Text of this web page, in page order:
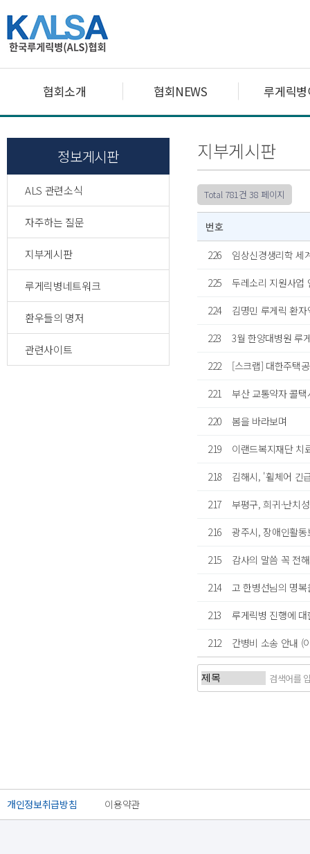
협회소개 협회NEWS 루게릭
정보게시판
ALS 관련소식
자주하는 질문
지부게시판
루게릭병네트워크
환우들의 명저
관련사이트
지부게시판
Total 781건 38 페이지
번호
226
임상신경생리학 세
225
두레소리 지원사업
224
김명민 루게릭 환
223
3월 한양대병원 루
222
[스크랩] 대한주택
221
부산 교통약자 콜
220
봄을 바라보며
219
이랜드복지재단 치
218
김해시, '휠체어 긴
217
부평구, 희귀·난치
216
광주시, 장애인활
215
감사의 말씀 꼭 전
214
고 한병선님의 명
213
루게릭병 진행에 대
212
간병비 소송 안내 (
개인정보취급방침 이용약관